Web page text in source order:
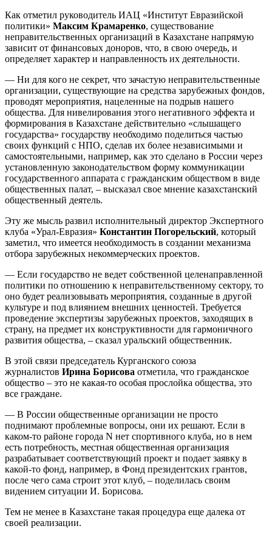
Как отметил руководитель ИАЦ «Институт Евразийской
политики» Максим Крамаренко, существование
неправительственных организаций в Казахстане напрямую
зависит от финансовых доноров, что, в свою очередь, и
определяет характер и направленность их деятельности.
— Ни для кого не секрет, что зачастую неправительственные
организации, существующие на средства зарубежных фондов,
проводят мероприятия, нацеленные на подрыв нашего
общества. Для нивелирования этого негативного эффекта и
формирования в Казахстане действительно «слышащего
государства» государству необходимо поделиться частью
своих функций с НПО, сделав их более независимыми и
самостоятельными, например, как это сделано в России через
установленную законодательством форму коммуникации
государственного аппарата с гражданским обществом в виде
общественных палат, – высказал свое мнение казахстанский
общественный деятель.
Эту же мысль развил исполнительный директор Экспертного
клуба «Урал-Евразия» Константин Погорельский, который
заметил, что имеется необходимость в создании механизма
отбора зарубежных некоммерческих проектов.
— Если государство не ведет собственной целенаправленной
политики по отношению к неправительственному сектору, то
оно будет реализовывать мероприятия, созданные в другой
культуре и под влиянием внешних ценностей. Требуется
проведение экспертизы зарубежных проектов, заходящих в
страну, на предмет их конструктивности для гармоничного
развития общества, – сказал уральский общественник.
В этой связи председатель Курганского союза
журналистов Ирина Борисова отметила, что гражданское
общество – это не какая-то особая прослойка общества, это
все граждане.
— В России общественные организации не просто
поднимают проблемные вопросы, они их решают. Если в
каком-то районе города N нет спортивного клуба, но в нем
есть потребность, местная общественная организация
разрабатывает соответствующий проект и подает заявку в
какой-то фонд, например, в Фонд президентских грантов,
после чего сама строит этот клуб, – поделилась своим
видением ситуации И. Борисова.
Тем не менее в Казахстане такая процедура еще далека от
своей реализации.